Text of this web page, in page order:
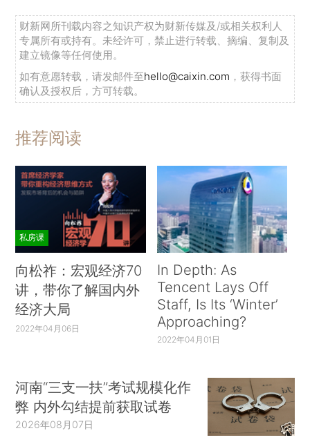
财新网所刊载内容之知识产权为财新传媒及/或相关权利人
专属所有或持有。未经许可，禁止进行转载、摘编、复制及
建立镜像等任何使用。
如有意愿转载，请发邮件至hello@caixin.com ，获得书面
确认及授权后，方可转载。
推荐阅读
私房课
向松祚：宏观经济70
讲，带你了解国内外
经济大局
2022年04月06日
In Depth: As
Tencent Lays Off
Staff, Is Its ‘Winter’
Approaching?
2022年04月01日
河南“三支一扶”考试规模化作
弊 内外勾结提前获取试卷
2026年08月07日